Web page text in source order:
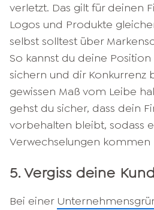
verletzt. Das gilt für deinen
Logos und Produkte
selbst solltest über
So kannst du deine
sichern und dir Konkurrenz
gewissen Maß vom Leibe
gehst du sicher, dass dein
vorbehalten bleibt, sodass
Verwechselungen kommen
5. Vergiss deine
Bei einer